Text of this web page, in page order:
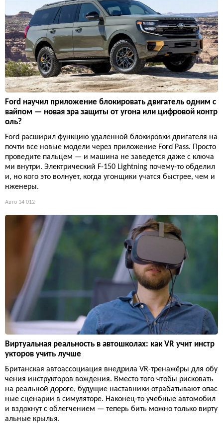
Ford научил приложение блокировать двигатель одним с
вайпом — новая эра защиты от угона или цифровой контр
оль?
Ford расширил функцию удаленной блокировки двигателя на
почти все новые модели через приложение Ford Pass. Просто
проведите пальцем — и машина не заведется даже с ключа
ми внутри. Электрический F-150 Lightning почему-то обделил
и, но кого это волнует, когда угонщики учатся быстрее, чем и
нженеры.
Авто 14 012
Виртуальная реальность в автошколах: как VR учит инстр
укторов учить лучше
Британская автоассоциация внедрила VR-тренажёры для обу
чения инструкторов вождения. Вместо того чтобы рисковать
на реальной дороге, будущие наставники отрабатывают опас
ные сценарии в симуляторе. Наконец-то учебные автомобил
и вздохнут с облегчением — теперь бить можно только вирту
альные крылья.